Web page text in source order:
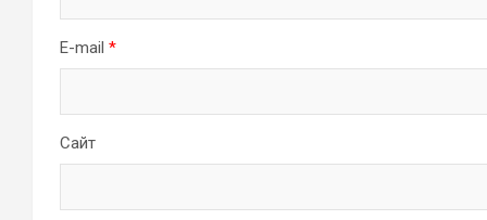
E-mail *
Сайт